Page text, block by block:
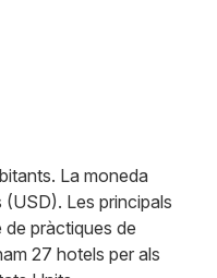
La moneda
Les principals
pràctiques de
27 hotels per als